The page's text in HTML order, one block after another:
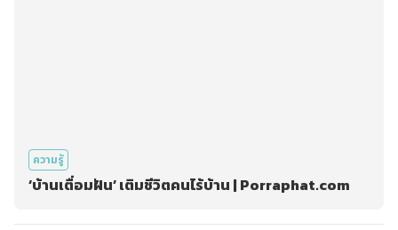
ความรู้
‘บ้านเตื่อมฝัน’ เติมชีวิตคนไร้บ้าน | Porraphat.com